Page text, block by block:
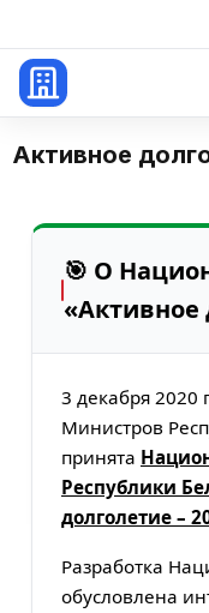
Главная
Активное
🎯 О
«Активное
3 декабря 2020
Министров
принята
Республики
долголетие –
Разработка
обусловлена